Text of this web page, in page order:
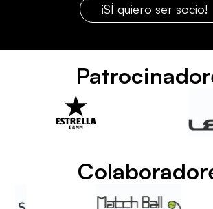
¡SÍ quiero ser socio!